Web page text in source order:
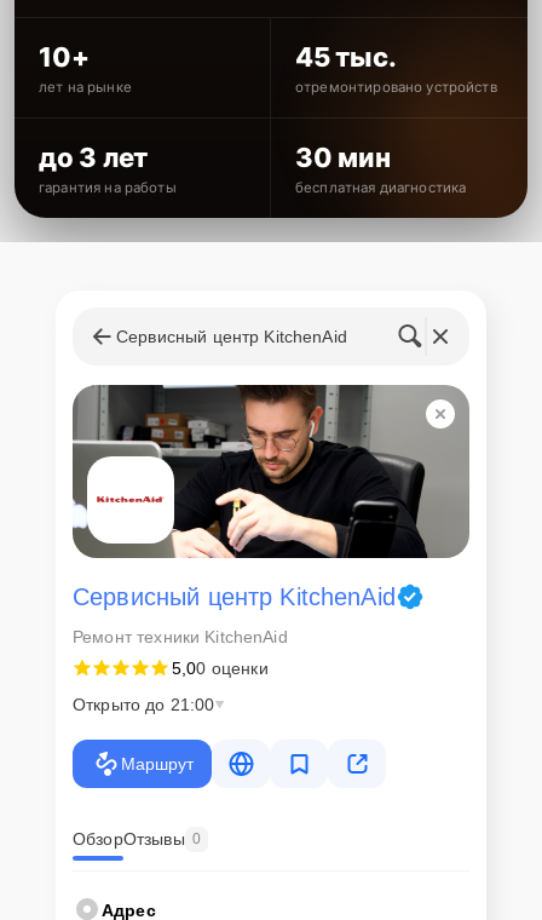
10+
лет на рынке
45 тыс.
отремонтировано устройств
до 3 лет
гарантия на работы
30 мин
бесплатная диагностика
Сервисный центр KitchenAid
Сервисный центр KitchenAid
Ремонт техники KitchenAid
5,00 оценки
Открыто до 21:00
Маршрут
ОбзорОтзывы 0
Адрес